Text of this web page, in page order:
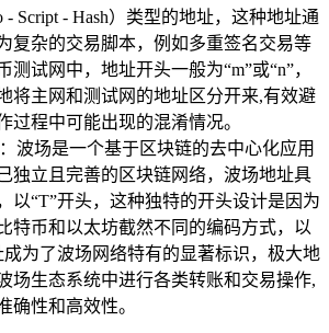
- Script - Hash）类型的地址，这种地址通
复杂的交易脚本，例如多重签名交易等
测试网中，地址开头一般为“m”或“n”，
将主网和测试网的地址区分开来,有效避
过程中可能出现的混淆情况。
：波场是一个基于区块链的去中心化应用
独立且完善的区块链网络，波场地址具
以“T”开头，这种独特的开头设计是因为
特币和以太坊截然不同的编码方式，以
成为了波场网络特有的显著标识，极大地
场生态系统中进行各类转账和交易操作,
确性和高效性。